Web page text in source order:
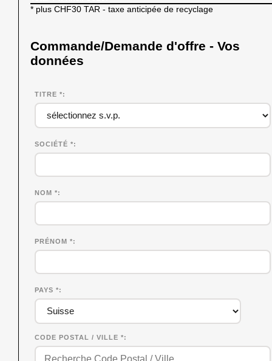
* plus CHF30 TAR - taxe anticipée de recyclage
Commande/Demande d'offre - Vos
données
TITRE *
SOCIÉTÉ*
NOM*
PRÉNOM*
PAYS *
CODE POSTAL / VILLE *